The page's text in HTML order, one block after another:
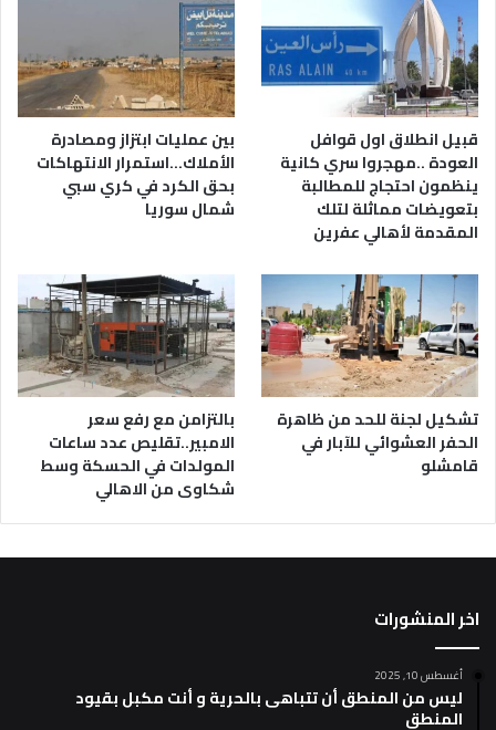
قبيل انطلاق اول قوافل
العودة ..مهجروا سري كانية
ينظمون احتجاج للمطالبة
بتعويضات مماثلة لتلك
المقدمة لأهالي عفرين
بين عمليات ابتزاز ومصادرة
الأملاك…استمرار الانتهاكات
بحق الكرد في كري سبي
شمال سوريا
تشكيل لجنة للحد من ظاهرة
الحفر العشوائي للآبار في
قامشلو
بالتزامن مع رفع سعر
الامبير..تقليص عدد ساعات
المولدات في الحسكة وسط
شكاوى من الاهالي
اخر المنشورات
أغسطس 10, 2025
ليس من المنطق أن تتباهى بالحرية و أنت مكبل بقيود
المنطق